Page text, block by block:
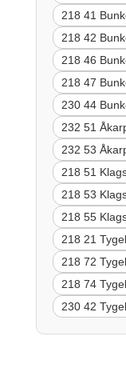
218 41
218 42
218 46
218 47
230 44
232 51
232 53
218 51
218 53
218 55
218 21
218 72
218 74
230 42